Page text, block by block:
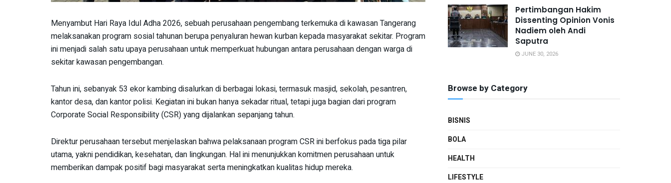
Menyambut Hari Raya Idul Adha 2026, sebuah perusahaan pengembang terkemuka di kawasan Tangerang
melaksanakan program sosial tahunan berupa penyaluran hewan kurban kepada masyarakat sekitar. Program
ini menjadi salah satu upaya perusahaan untuk memperkuat hubungan antara perusahaan dengan warga di
sekitar kawasan pengembangan.
Tahun ini, sebanyak 53 ekor kambing disalurkan di berbagai lokasi, termasuk masjid, sekolah, pesantren,
kantor desa, dan kantor polisi. Kegiatan ini bukan hanya sekadar ritual, tetapi juga bagian dari program
Corporate Social Responsibility (CSR) yang dijalankan sepanjang tahun.
Direktur perusahaan tersebut menjelaskan bahwa pelaksanaan program CSR ini berfokus pada tiga pilar
utama, yakni pendidikan, kesehatan, dan lingkungan. Hal ini menunjukkan komitmen perusahaan untuk
memberikan dampak positif bagi masyarakat serta meningkatkan kualitas hidup mereka.
Pertimbangan Hakim
Dissenting Opinion Vonis
Nadiem oleh Andi
Saputra
JUNE 30, 2026
Browse by Category
BISNIS
BOLA
HEALTH
LIFESTYLE